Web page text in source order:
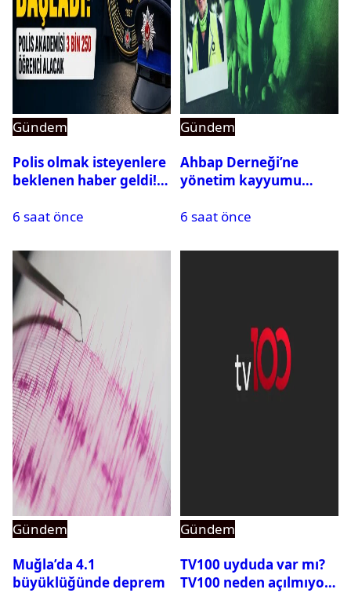
Gündem
Polis olmak isteyenlere
beklenen haber geldi!
6 saat önce
Gündem
Ahbap Derneği’ne
yönetim kayyumu
açıldı
6 saat önce
Gündem
Muğla’da 4.1
büyüklüğünde deprem
Gündem
TV100 uyduda var mı?
TV100 neden açılmıyor?